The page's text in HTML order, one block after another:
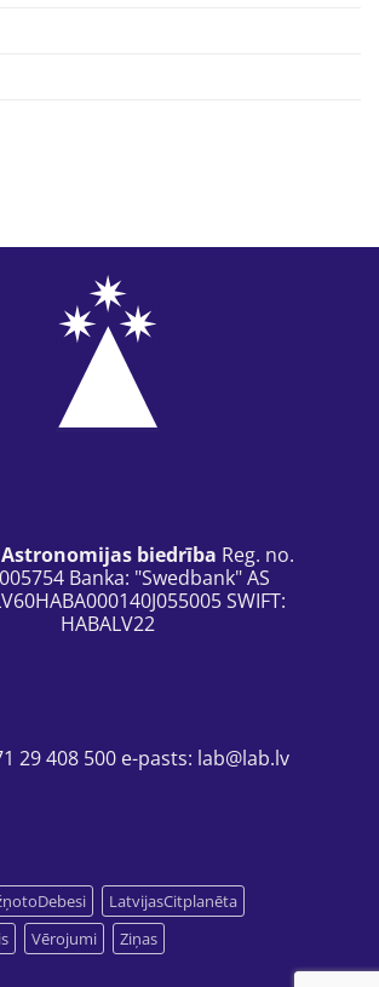
biedrība Reg. no.
Banka: "Swedbank" AS
SWIFT:
HABALV22
29 408 500 e-pasts: lab@lab.lv
LatvijasCitplanēta
Vērojumi Ziņas